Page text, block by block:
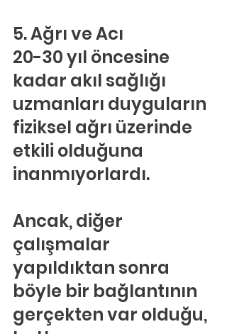
5. Ağrı ve Acı
20-30 yıl öncesine
kadar akıl sağlığı
uzmanları duyguların
fiziksel ağrı üzerinde
etkili olduğuna
inanmıyorlardı.
Ancak, diğer
çalışmalar
yapıldıktan sonra
böyle bir bağlantının
gerçekten var olduğu,